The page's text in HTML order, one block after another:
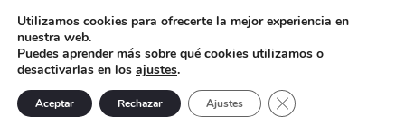
Utilizamos cookies para ofrecerte la mejor experiencia en
nuestra web.
Puedes aprender más sobre qué cookies utilizamos o
desactivarlas en los ajustes.
Aceptar Rechazar Ajustes Cerrar el banner de